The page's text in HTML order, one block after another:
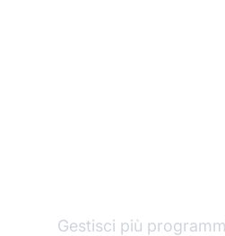
Gestisci più